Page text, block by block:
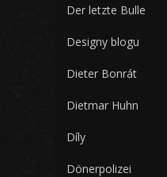
Der letzte Bulle
Designy blogu
Dieter Bonrát
Dietmar Huhn
Díly
Dönerpolizei